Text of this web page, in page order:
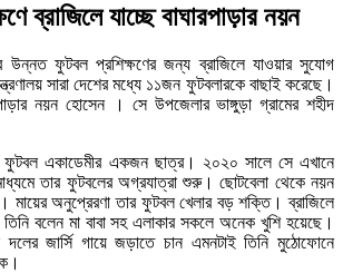
ব্রাজিলে যাচ্ছে বাঘারপাড়ার নয়ন
উন্নত ফুটবল প্রশিক্ষণের জন্য ব্রাজিলে যাওয়ার সুযোগ
সারা দেশের মধ্যে ১১জন ফুটবলারকে বাছাই করেছে।
নয়ন হোসেন । সে উপজেলার ভাঙ্গুড়া গ্রামের শহীদ
ফুটবল একাডেমীর একজন ছাত্র। ২০২০ সালে সে এখানে
তার ফুটবলের অগ্রযাত্রা শুরু। ছোটবেলা থেকে নয়ন
মায়ের অনুপ্রেরণা তার ফুটবল খেলার বড় শক্তি। ব্রাজিলে
তিনি বলেন মা বাবা সহ এলাকার সকলে অনেক খুশি হয়েছে।
জার্সি গায়ে জড়াতে চান এমনটাই তিনি মুঠোফোনে